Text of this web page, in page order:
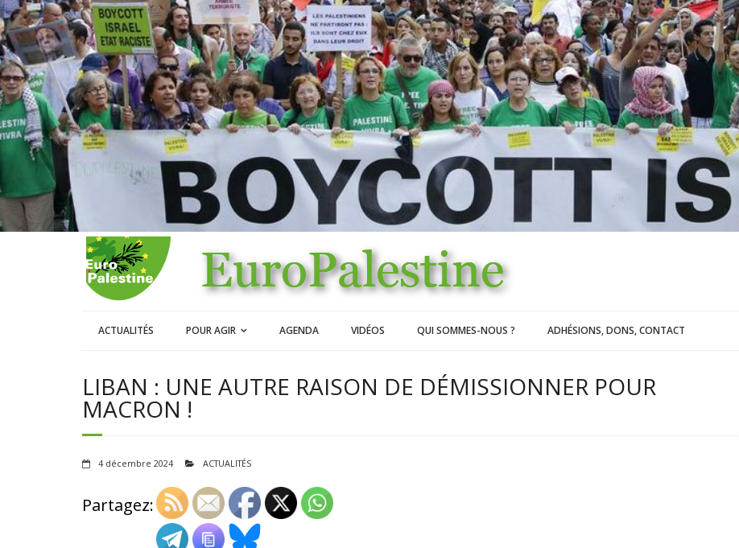
ACTUALITÉS POUR AGIR AGENDA VIDÉOS QUI SOMMES-NOUS ? ADHÉSIONS, DONS, CONTACT
LIBAN : UNE AUTRE RAISON DE DÉMISSIONNER POUR
MACRON !
4 décembre 2024 ACTUALITÉS
Partagez: